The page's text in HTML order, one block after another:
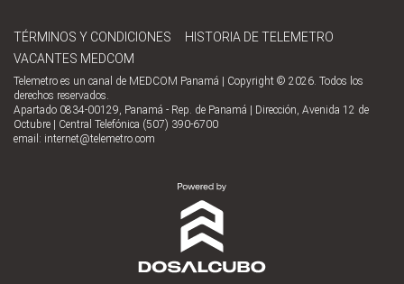
TÉRMINOS Y CONDICIONES
HISTORIA DE TELEMETRO
VACANTES MEDCOM
Telemetro es un canal de MEDCOM Panamá | Copyright © 2026. Todos los
derechos reservados.
Apartado 0834-00129, Panamá - Rep. de Panamá | Dirección, Avenida 12 de
Octubre | Central Telefónica (507) 390-6700
email: internet@telemetro.com